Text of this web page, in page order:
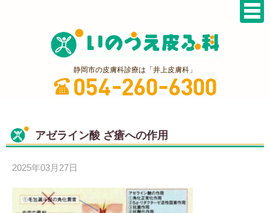
静岡市の皮膚科診療は「井上皮膚科」
アゼライン酸 ざ瘡への作用
2025年03月27日